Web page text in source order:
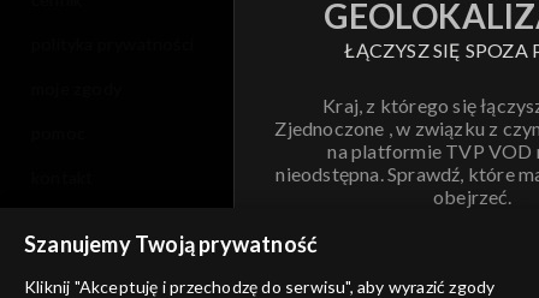
ŁĄCZYSZ SIĘ SPOZA
Kraj, z którego się
Zjednoczone , w związku z
na platformie TVP VOD
nieodstępna. Sprawdź, które
obejrzeć.
Szanujemy Twoją prywatność
Kliknij "Akceptuję i przechodzę do serwisu", aby wyrazić zgody